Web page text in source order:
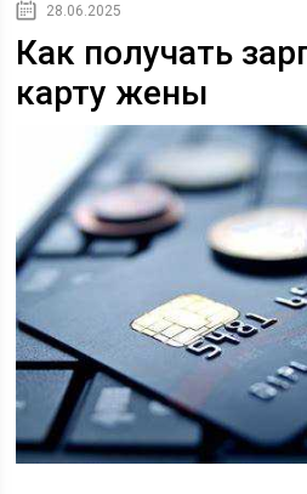
28.06.2025
Как получать
карту жены